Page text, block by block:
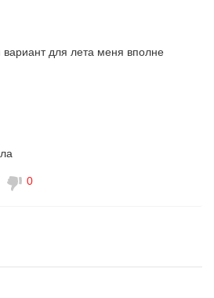
для лета меня вполне
0